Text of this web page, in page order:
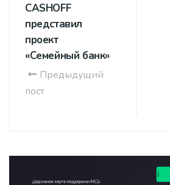
CASHOFF
представил
проект
«Семейный банк»
Предыдущий
пост